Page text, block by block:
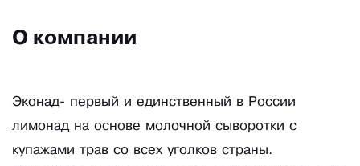
О компании
Эконад- первый и единственный в России
лимонад на основе молочной сыворотки с
купажами трав со всех уголков страны.